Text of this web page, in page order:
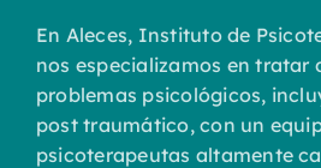
En Aleces, Instituto de
nos especializamos en tratar
problemas psicológicos,
post traumático, con un
psicoterapeutas altamente